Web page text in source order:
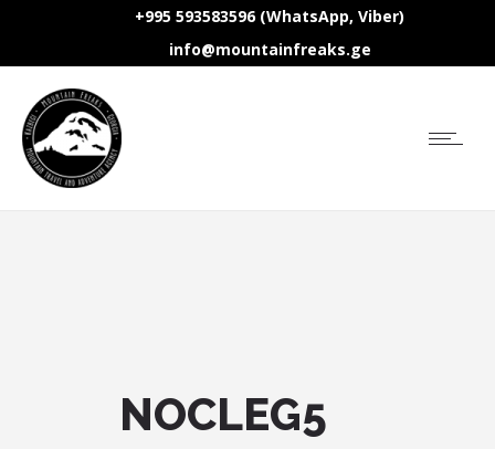
+995 593583596 (WhatsApp, Viber)
info@mountainfreaks.ge
NOCLEG5